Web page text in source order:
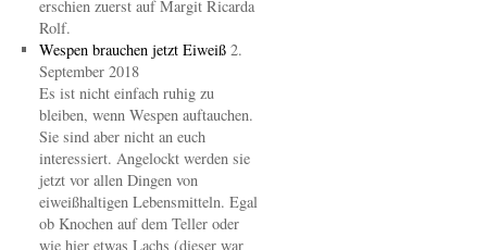
erschien zuerst auf Margit Ricarda
Rolf.
Wespen brauchen jetzt Eiweiß 2.
September 2018
Es ist nicht einfach ruhig zu
bleiben, wenn Wespen auftauchen.
Sie sind aber nicht an euch
interessiert. Angelockt werden sie
jetzt vor allen Dingen von
eiweißhaltigen Lebensmitteln. Egal
ob Knochen auf dem Teller oder
wie hier etwas Lachs (dieser war